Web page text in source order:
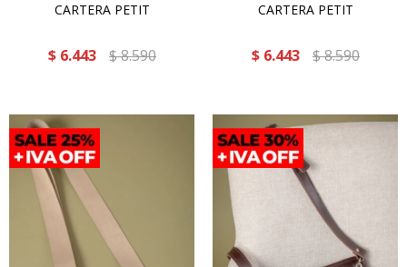
CARTERA PETIT
$ 6.443 $8.590
CARTERA PETIT
$ 6.443 $8.590